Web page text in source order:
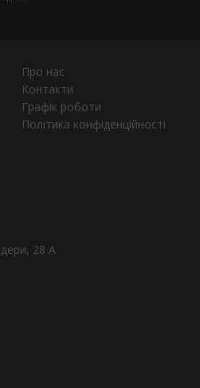
Про нас
Контакти
Графік роботи
Політика конфіденційності
28 А